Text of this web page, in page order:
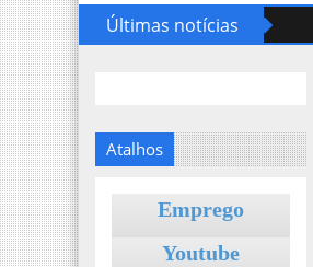
Últimas notícias
Atalhos
Emprego
Youtube